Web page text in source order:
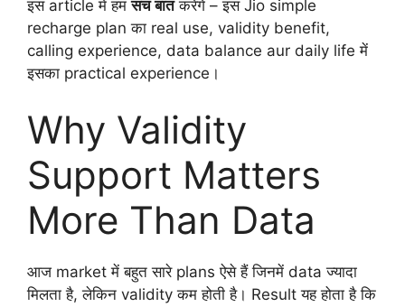
इस article में हमसच बातकरेंगे – इस Jio simple
recharge plan का real use, validity benefit,
calling experience, data balance aur daily life में
इसका practical experience।
Why Validity
Support Matters
More Than Data
आज market में बहुत सारे plans ऐसे हैं जिनमें data ज्यादा
मिलता है, लेकिन validity कम होती है। Result यह होता है कि